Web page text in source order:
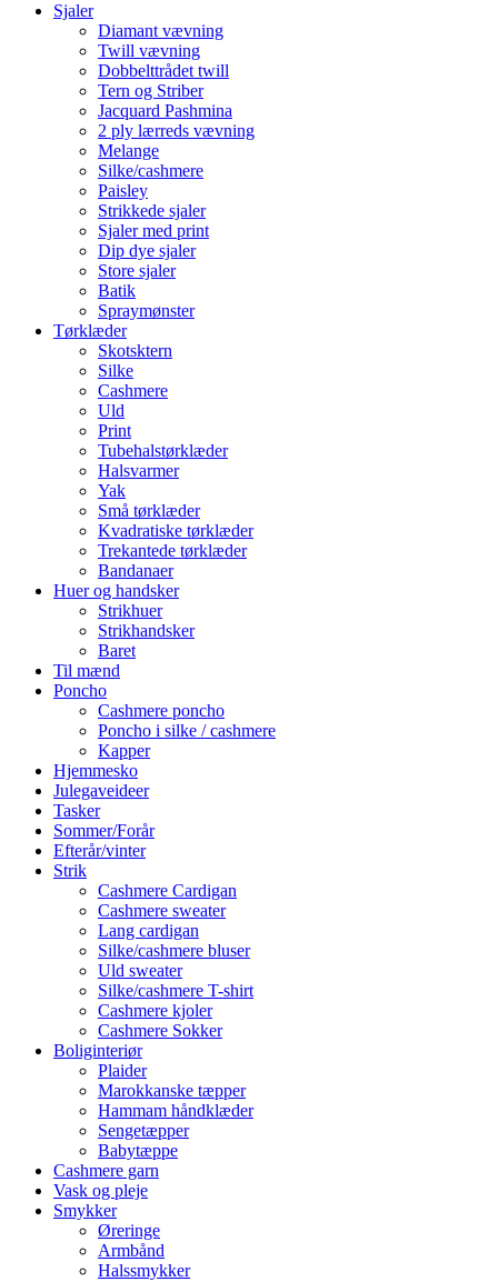
Sjaler
Diamant vævning
Twill vævning
Dobbelttrådet twill
Tern og Striber
Jacquard Pashmina
2 ply lærreds vævning
Melange
Silke/cashmere
Paisley
Strikkede sjaler
Sjaler med print
Dip dye sjaler
Store sjaler
Batik
Spraymønster
Tørklæder
Skotsktern
Silke
Cashmere
Uld
Print
Tubehalstørklæder
Halsvarmer
Yak
Små tørklæder
Kvadratiske tørklæder
Trekantede tørklæder
Bandanaer
Huer og handsker
Strikhuer
Strikhandsker
Baret
Til mænd
Poncho
Cashmere poncho
Poncho i silke / cashmere
Kapper
Hjemmesko
Julegaveideer
Tasker
Sommer/Forår
Efterår/vinter
Strik
Cashmere Cardigan
Cashmere sweater
Lang cardigan
Silke/cashmere bluser
Uld sweater
Silke/cashmere T-shirt
Cashmere kjoler
Cashmere Sokker
Boliginteriør
Plaider
Marokkanske tæpper
Hammam håndklæder
Sengetæpper
Babytæppe
Cashmere garn
Vask og pleje
Smykker
Øreringe
Armbånd
Halssmykker